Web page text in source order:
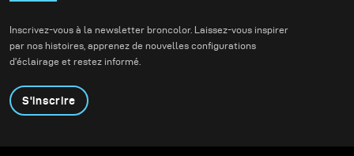
Inscrivez-vous à la newsletter broncolor. Laissez-vous inspirer
par nos histoires, apprenez de nouvelles configurations
d'éclairage et restez informé.
S'inscrire